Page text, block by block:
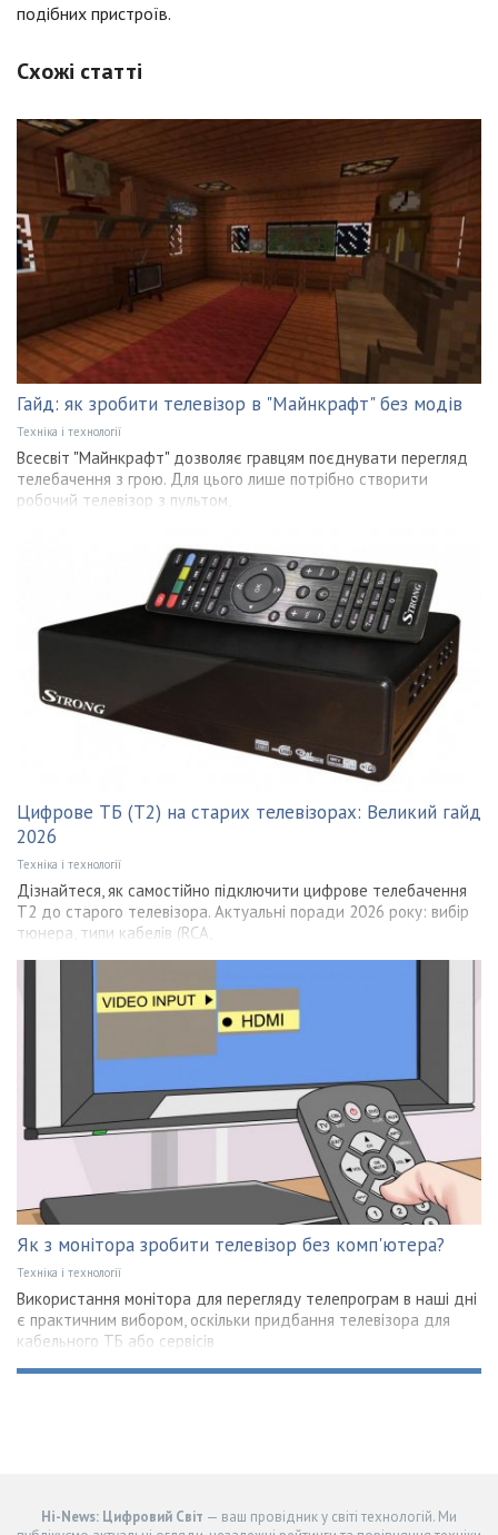
подібних пристроїв.
Схожі статті
Гайд: як зробити телевізор в "Майнкрафт" без модів
Техніка і технології
Всесвіт "Майнкрафт" дозволяє гравцям поєднувати перегляд
телебачення з грою. Для цього лише потрібно створити
робочий телевізор з пультом,
Цифрове ТБ (T2) на старих телевізорах: Великий гайд
2026
Техніка і технології
Дізнайтеся, як самостійно підключити цифрове телебачення
Т2 до старого телевізора. Актуальні поради 2026 року: вибір
тюнера, типи кабелів (RCA,
Як з монітора зробити телевізор без комп'ютера?
Техніка і технології
Використання монітора для перегляду телепрограм в наші дні
є практичним вибором, оскільки придбання телевізора для
кабельного ТБ або сервісів
Hi-News: Цифровий Світ — ваш провідник у світі технологій. Ми